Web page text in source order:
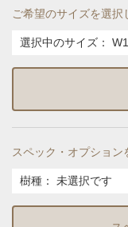
ご希望のサイズを選択
選択中のサイズ：
スペック・オプション
樹種 ： 未選択です